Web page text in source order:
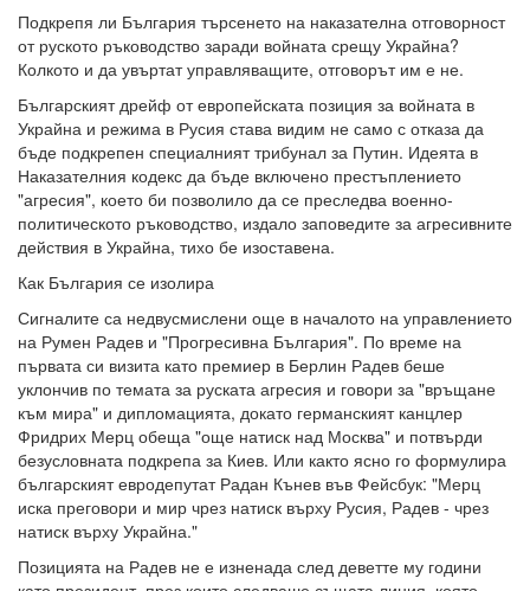
Подкрепя ли България търсенето на наказателна отговорност
от руското ръководство заради войната срещу Украйна?
Колкото и да увъртат управляващите, отговорът им е не.
Българският дрейф от европейската позиция за войната в
Украйна и режима в Русия става видим не само с отказа да
бъде подкрепен специалният трибунал за Путин. Идеята в
Наказателния кодекс да бъде включено престъплението
"агресия", което би позволило да се преследва военно-
политическото ръководство, издало заповедите за агресивните
действия в Украйна, тихо бе изоставена.
Как България се изолира
Сигналите са недвусмислени още в началото на управлението
на Румен Радев и "Прогресивна България". По време на
първата си визита като премиер в Берлин Радев беше
уклончив по темата за руската агресия и говори за "връщане
към мира" и дипломацията, докато германският канцлер
Фридрих Мерц обеща "още натиск над Москва" и потвърди
безусловната подкрепа за Киев. Или както ясно го формулира
българският евродепутат Радан Кънев във Фейсбук: "Мерц
иска преговори и мир чрез натиск върху Русия, Радев - чрез
натиск върху Украйна."
Позицията на Радев не е изненада след деветте му години